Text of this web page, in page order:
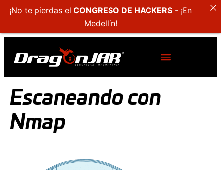
Escaneando con
Nmap
¡No te pierdas el CONGRESO DE HACKERS - ¡En
Medellín!